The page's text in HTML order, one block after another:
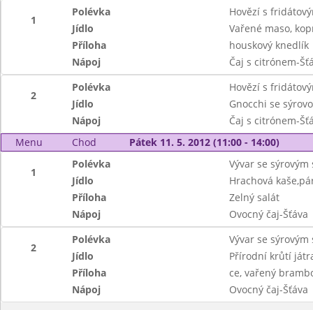
1
Polévka
Hovězí s
Jídlo
Vařené maso,
Příloha
houskový knedlík
Nápoj
Čaj s citrónem-
2
Polévka
Hovězí s
Jídlo
Gnocchi se
Nápoj
Čaj s citrónem-
Menu
Chod Pátek 11. 5. 2012 (11:00 - 14:00)
1
Polévka
Vývar se sýrovým
Jídlo
Hrachová
Příloha
Zelný salát
Nápoj
Ovocný čaj-Šťáva
2
Polévka
Vývar se sýrovým
Jídlo
Přírodní krůtí
Příloha
ce, vařený
Nápoj
Ovocný čaj-Šťáva